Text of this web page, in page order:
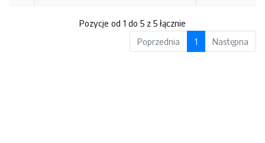
Pozycje od 1 do 5 z 5 łącznie
Poprzednia
1 Następna